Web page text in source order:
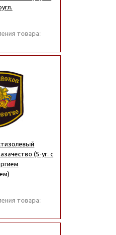
товара:
(5-уг. с
товара: